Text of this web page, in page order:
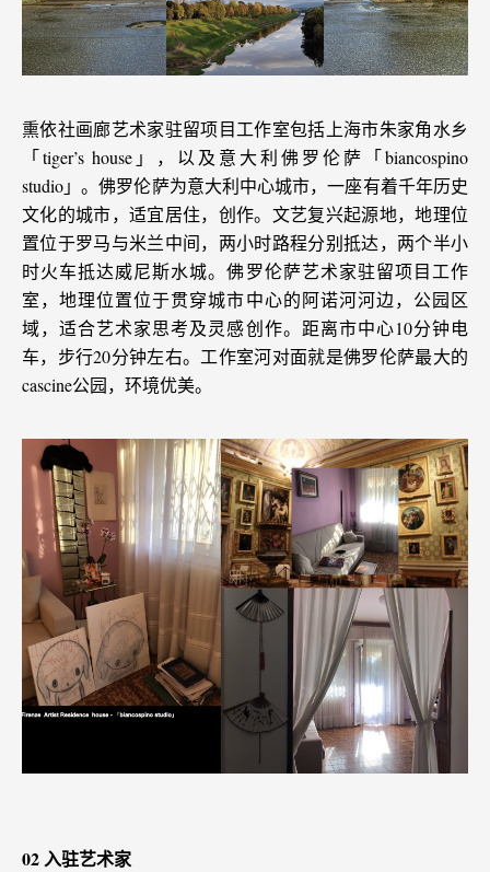
熏依社画廊艺术家驻留项目工作室包括上海市朱家角水乡
「tiger’s house」，以及意大利佛罗伦萨「biancospino
studio」。佛罗伦萨为意大利中心城市，一座有着千年历史
文化的城市，适宜居住，创作。文艺复兴起源地，地理位
置位于罗马与米兰中间，两小时路程分别抵达，两个半小
时火车抵达威尼斯水城。佛罗伦萨艺术家驻留项目工作
室，地理位置位于贯穿城市中心的阿诺河河边，公园区
域，适合艺术家思考及灵感创作。距离市中心10分钟电
车，步行20分钟左右。工作室河对面就是佛罗伦萨最大的
cascine公园，环境优美。
02 入驻艺术家